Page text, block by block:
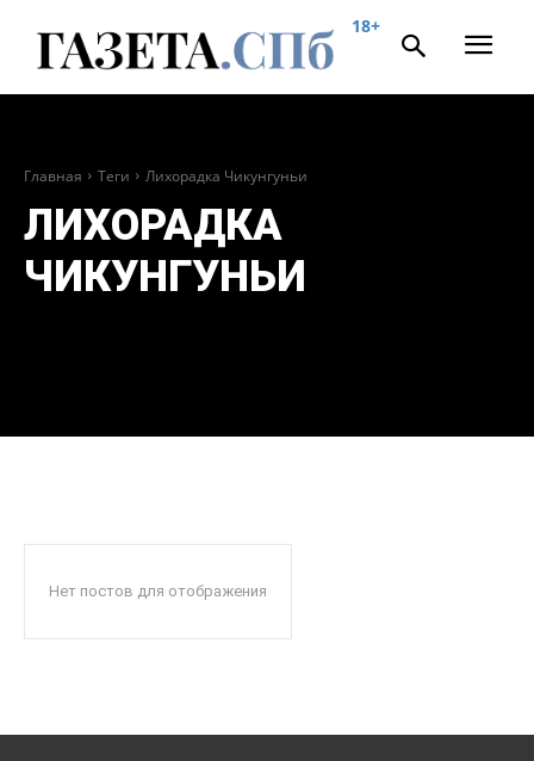
18+
Главная Теги Лихорадка Чикунгуньи
ЛИХОРАДКА
ЧИКУНГУНЬИ
Нет постов для отображения